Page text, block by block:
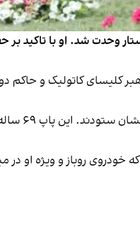
خواستار وحدت شد. او با
کلیسای کاتولیک و حاکم
در میان
که خودروی روباز و ویژه او